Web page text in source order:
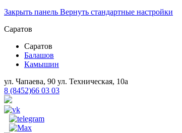
Закрыть панель Вернуть стандартные настройки
Саратов
Саратов
Балашов
Камышин
ул. Чапаева, 90 ул. Техническая, 10а
8 (8452)66 03 03